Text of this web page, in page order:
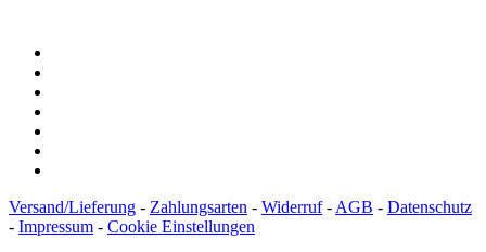
Versand/Lieferung - Zahlungsarten - Widerruf- AGB - Datenschutz
- Impressum - Cookie Einstellungen